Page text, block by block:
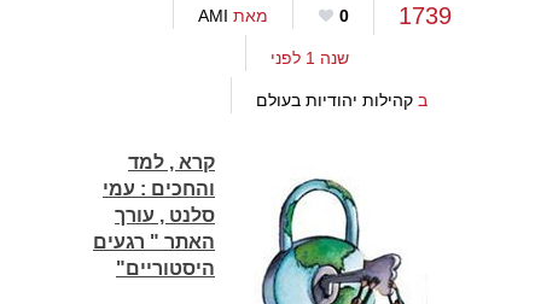
1739
0 מאת AMI
שנה 1 לפני
ב קהילות יהודיות בעולם
קרא , למד
והחכים : עמי
סלנט , עורך
האתר " רגעים
היסטוריים"